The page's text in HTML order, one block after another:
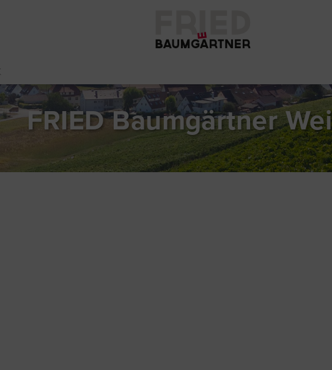
FRIED Baumgärtner